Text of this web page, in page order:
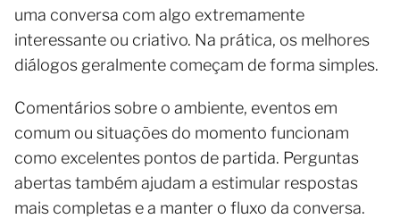
uma conversa com algo extremamente
interessante ou criativo. Na prática, os melhores
diálogos geralmente começam de forma simples.
Comentários sobre o ambiente, eventos em
comum ou situações do momento funcionam
como excelentes pontos de partida. Perguntas
abertas também ajudam a estimular respostas
mais completas e a manter o fluxo da conversa.